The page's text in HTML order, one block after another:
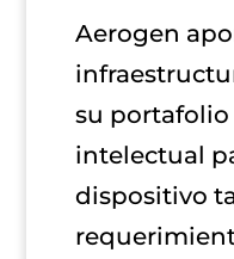
Aerogen
su
intelectual
dispositivo